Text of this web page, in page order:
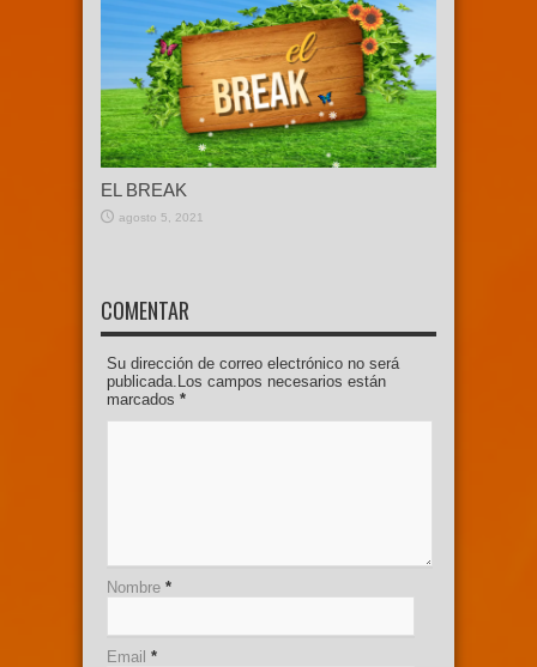
EL BREAK
agosto 5, 2021
COMENTAR
Su dirección de correo electrónico no será
publicada.Los campos necesarios están
marcados *
Nombre *
Email *